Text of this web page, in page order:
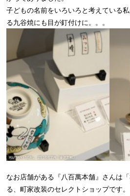
子どもの名前をいろいろと考えている
る九谷焼にも目が釘付けに。。。
なお店舗がある『八百萬本舗』さんは
る、町家改装のセレクトショップです。